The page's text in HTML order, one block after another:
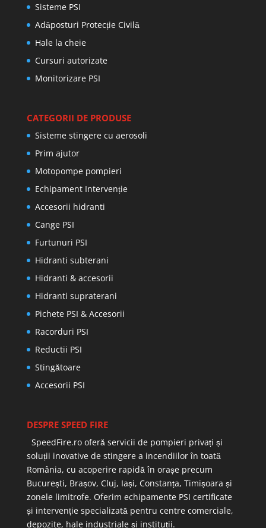
Sisteme PSI
Adăposturi Protecție Civilă
Hale la cheie
Cursuri autorizate
Monitorizare PSI
CATEGORII DE PRODUSE
Sisteme stingere cu aerosoli
Prim ajutor
Motopompe pompieri
Echipament Intervenție
Accesorii hidranti
Cange PSI
Furtunuri PSI
Hidranti subterani
Hidranti & accesorii
Hidranti supraterani
Pichete PSI & Accesorii
Racorduri PSI
Reductii PSI
Stingătoare
Accesorii PSI
DESPRE SPEED FIRE
SpeedFire.ro oferă servicii de pompieri privați și
soluții inovative de stingere a incendiilor în toată
România, cu acoperire rapidă în orașe precum
București, Brașov, Cluj, Iași, Constanța, Timișoara și
zonele limitrofe. Oferim echipamente PSI certificate
și intervenție specializată pentru centre comerciale,
depozite, hale industriale și instituții.